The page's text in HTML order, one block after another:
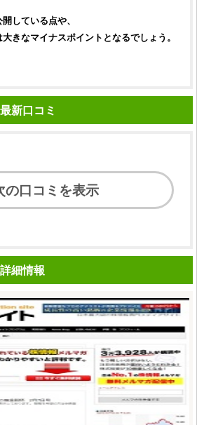
している点や、
きなマイナスポイントとなるでしょう。
新口コミ
の口コミを表示
細情報